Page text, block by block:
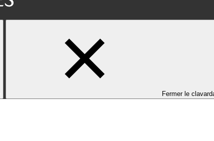
Fermer le